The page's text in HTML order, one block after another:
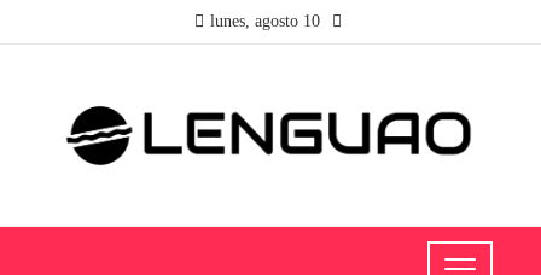
lunes, agosto 10